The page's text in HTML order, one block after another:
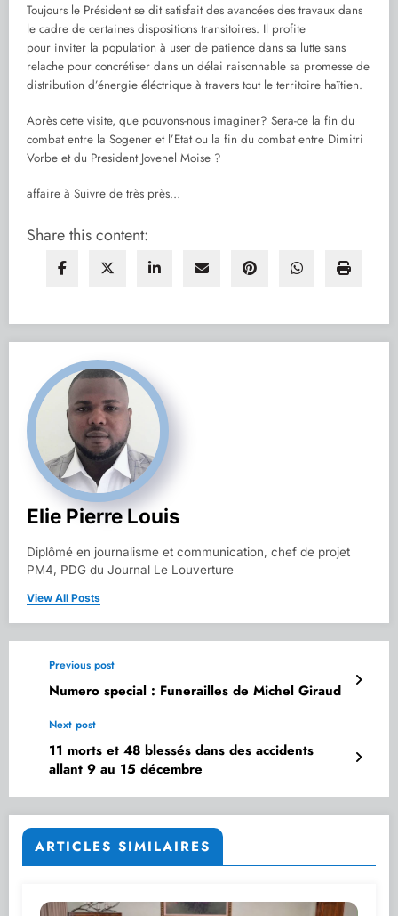
Toujours le Président se dit satisfait des avancées des travaux dans
le cadre de certaines dispositions transitoires. Il profite
pour inviter la population à user de patience dans sa lutte sans
relache pour concrétiser dans un délai raisonnable sa promesse de
distribution d’énergie éléctrique à travers tout le territoire haïtien.
Après cette visite, que pouvons-nous imaginer? Sera-ce la fin du
combat entre la Sogener et l’Etat ou la fin du combat entre Dimitri
Vorbe et du President Jovenel Moise ?
affaire à Suivre de très près…
Share this content:
Elie Pierre Louis
Diplômé en journalisme et communication, chef de projet
PM4, PDG du Journal Le Louverture
View All Posts
Previous post
Numero special : Funerailles de Michel Giraud
Next post
11 morts et 48 blessés dans des accidents
allant 9 au 15 décembre
ARTICLES SIMILAIRES